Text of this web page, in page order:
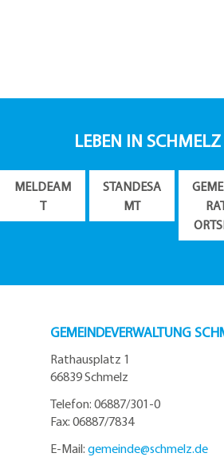
LEBEN IN
MELDEAM
T
STANDESA
MT
GEMEINDEVERWALTUNG
Rathausplatz 1
66839 Schmelz
Telefon: 06887/301-0
Fax: 06887/7834
E-Mail: gemeinde@schmelz.de